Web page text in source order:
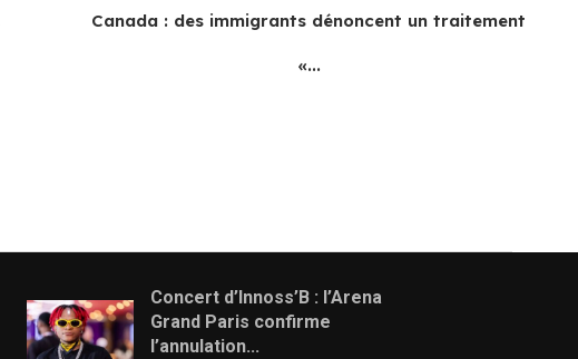
Canada : des immigrants dénoncent un traitement
«...
Concert d’Innoss’B : l’Arena
Grand Paris confirme
l’annulation...